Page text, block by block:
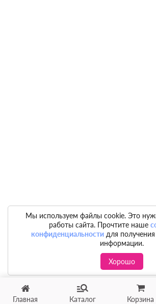
Главная Каталог Корзина
Мы используем файлы cookie. Это
работы сайта. Прочтите наше
конфиденциальностидля
информации.
Хорошо